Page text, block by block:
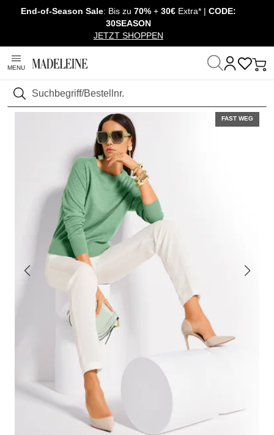
Überspringe Navigation, direkt zum Content
End-of-Season Sale: Bis zu 70% + 30€ Extra* | CODE:
30SEASON
JETZT SHOPPEN
MENU
Suchen
Startseite Mode Hosen
FAST WEG